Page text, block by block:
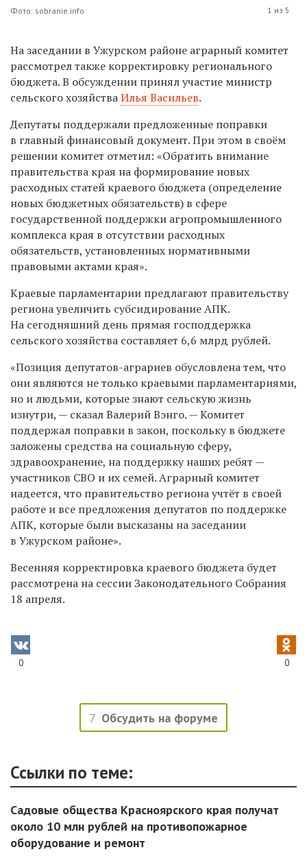
Фото: sobranie.info 1 из 5
На заседании в Ужурском районе аграрный комитет
рассмотрел также корректировку регионального
бюджета. В обсуждении принял участие министр
сельского хозяйстваИлья Васильев.
Депутаты поддержали предложенные поправки
в главный финансовый документ. При этом в своём
решении комитет отметил: «Обратить внимание
правительства края на формирование новых
расходных статей краевого бюджета (определение
новых бюджетных обязательств) в сфере
государственной поддержки агропромышленного
комплекса края в отсутствии расходных
обязательств, установленных нормативными
правовыми актами края».
Краевые парламентарии предлагают правительству
региона увеличить субсидирование АПК.
На сегодняшний день прямая господдержка
сельского хозяйства составляет 6,6 млрд рублей.
«Позиция депутатов-аграриев обусловлена тем, что
они являются не только краевыми парламентариями,
но и людьми, которые знают сельскую жизнь
изнутри, — сказал Валерий Вэнго. — Комитет
поддержал поправки в закон, поскольку в бюджете
заложены средства на социальную сферу,
здравоохранение, на поддержку наших ребят —
участников СВО и их семей. Аграрный комитет
надеется, что правительство региона учтёт в своей
работе и все предложения депутатов по поддержке
АПК, которые были высказаны на заседании
в Ужурском районе».
Весенняя корректировка краевого бюджета будет
рассмотрена на сессии Законодательного Собрания
18 апреля.
0 0
7 Обсудить на форуме
Ссылки по теме:
Садовые общества Красноярского края получат
около 10 млн рублей на противопожарное
оборудование и ремонт